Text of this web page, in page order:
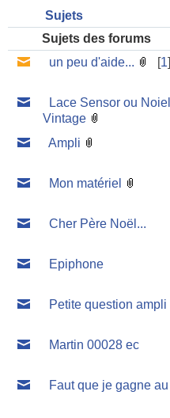
Sujets
Sujets des forums
un peu d'aide...
[1
Lace Sensor ou
Vintage
Ampli
Mon matériel
Cher Père Noël...
Epiphone
Petite question ampli
Martin 00028 ec
Faut que je gagne au